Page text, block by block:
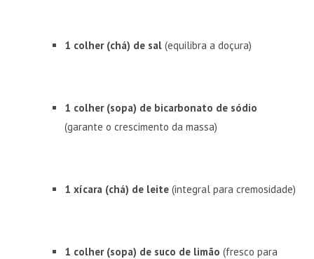
1 colher (chá) de sal (equilibra a doçura)
1 colher (sopa) de bicarbonato de sódio
(garante o crescimento da massa)
1 xícara (chá) de leite (integral para cremosidade)
1 colher (sopa) de suco de limão (fresco para